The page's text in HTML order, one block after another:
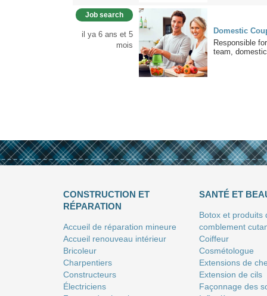
Job search
il ya 6 ans et 5
mois
Domestic
Responsible
team,
CONSTRUCTION ET
RÉPARATION
Accueil de réparation mineure
Accueil renouveau intérieur
Bricoleur
Charpentiers
Constructeurs
Électriciens
SANTÉ ET
Botox et produits
comblement
Coiffeur
Сosmétologue
Extensions de
Extension de cils
Façonnage des